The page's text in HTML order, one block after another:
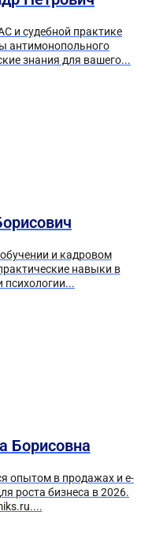
и судебной практике
антимонопольного
знания для вашего...
и кадровом
навыки в
психологии...
Борисовна
опытом в продажах и e-
роста бизнеса в 2026.